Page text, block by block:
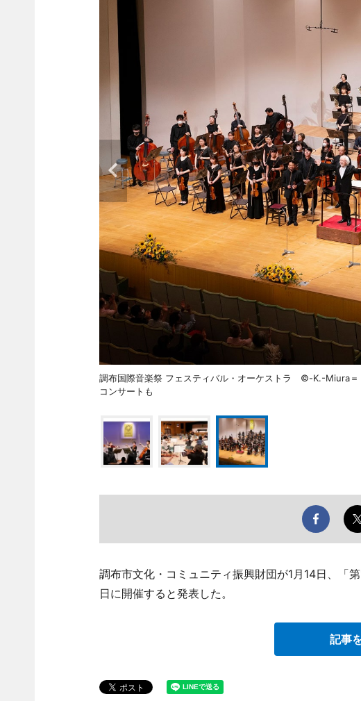
調布国際音楽祭 フェスティバル・オーケストラ ©-K.-Miura
コンサートも
調布市文化・コミュニティ振興財団が1月14日、「
日に開催すると発表した。
記事